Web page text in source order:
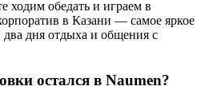
ходим обедать и играем в
в Казани — самое яркое
дня отдыха и общения с
остался в Naumen?